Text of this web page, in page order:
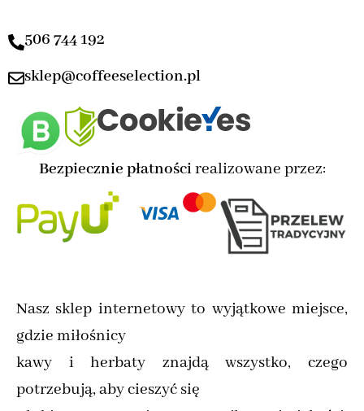
506 744 192
sklep@coffeeselection.pl
Bezpiecznie płatnościrealizowane przez:
Nasz sklep internetowy to wyjątkowe miejsce,
gdzie miłośnicy
kawy i herbaty znajdą wszystko, czego
potrzebują, aby cieszyć się